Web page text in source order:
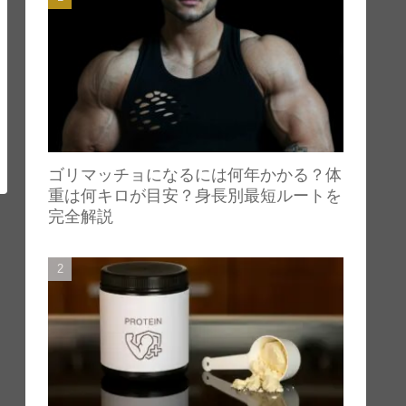
ゴリマッチョになるには何年かかる？体
重は何キロが目安？身長別最短ルートを
完全解説